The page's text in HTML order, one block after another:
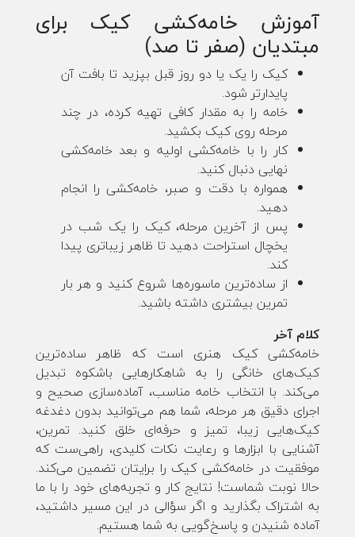
آموزش خامه‌کشی کیک برای
مبتدیان (صفر تا صد)
کیک را یک یا دو روز قبل بپزید تا بافت آن
پایدارتر شود.
خامه را به مقدار کافی تهیه کرده، در چند
مرحله روی کیک بکشید.
کار را با خامه‌کشی اولیه و بعد خامه‌کشی
نهایی دنبال کنید.
همواره با دقت و صبر، خامه‌کشی را انجام
دهید.
پس از آخرین مرحله، کیک را یک شب در
یخچال استراحت دهید تا ظاهر زیباتری پیدا
کند.
از ساده‌ترین ماسوره‌ها شروع کنید و هر بار
تمرین بیشتری داشته باشید.
کلام آخر
خامه‌کشی کیک هنری است که ظاهر ساده‌ترین
کیک‌های خانگی را به شاهکارهایی باشکوه تبدیل
می‌کند. با انتخاب خامه مناسب، آماده‌سازی صحیح و
اجرای دقیق هر مرحله، شما هم می‌توانید بدون دغدغه
کیک‌هایی زیبا، تمیز و حرفه‌ای خلق کنید. تمرین،
آشنایی با ابزارها و رعایت نکات کلیدی، راهی‌ست که
موفقیت در خامه‌کشی کیک را برایتان تضمین می‌کند.
حالا نوبت شماست! نتایج کار و تجربه‌های خود را با ما
به اشتراک بگذارید و اگر سؤالی در این مسیر داشتید،
آماده شنیدن و پاسخ‌گویی به شما هستیم.